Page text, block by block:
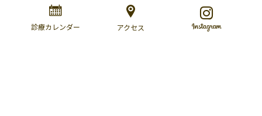
診療カレンダー アクセス